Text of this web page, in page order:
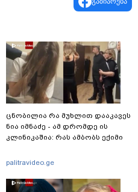
ცნობილია რა მუხლით დააკავეს
ნია იმნაძე - ამ დრომდე ის
კლინიკაშია: რას ამბობს ექიმი
palitravideo.ge